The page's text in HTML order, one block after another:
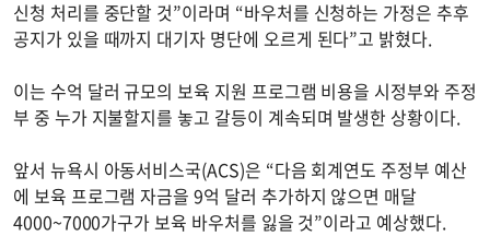
신청 처리를 중단할 것”이라며 “바우처를 신청하는 가정은 추후
공지가 있을 때까지 대기자 명단에 오르게 된다”고 밝혔다.
이는 수억 달러 규모의 보육 지원 프로그램 비용을 시정부와 주정
부 중 누가 지불할지를 놓고 갈등이 계속되며 발생한 상황이다.
앞서 뉴욕시 아동서비스국(ACS)은 “다음 회계연도 주정부 예산
에 보육 프로그램 자금을 9억 달러 추가하지 않으면 매달
4000~7000가구가 보육 바우처를 잃을 것”이라고 예상했다.